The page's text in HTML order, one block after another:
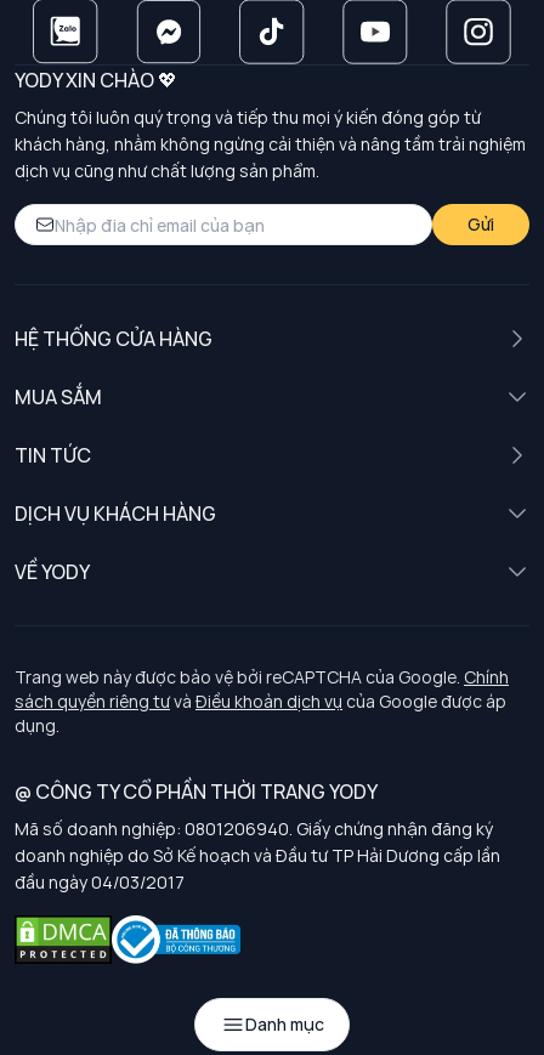
Danh mục
YODY XIN CHÀO 💖
Chúng tôi luôn quý trọng và tiếp thu mọi ý kiến đóng góp từ
khách hàng, nhằm không ngừng cải thiện và nâng tầm trải nghiệm
dịch vụ cũng như chất lượng sản phẩm.
Gửi
HỆ THỐNG CỬA HÀNG
MUA SẮM
TIN TỨC
DỊCH VỤ KHÁCH HÀNG
Chính sách khách hàng thân thiết
Chính sách bảo vệ dữ liệu cá nhân
Chính sách thanh toán, giao nhận
Chính sách chất lượng và an toàn sức khoẻ nghề nghiệp
Chính sách đơn đồng phục
Hướng dẫn chọn kích thước
VỀ YODY
Tuyển dụng
Trang web này được bảo vệ bởi reCAPTCHA của Google. Chính
sách quyền riêng tưvà Điều khoản dịch vụ của Google được áp
dụng.
@ CÔNG TY CỔ PHẦN THỜI TRANG YODY
Mã số doanh nghiệp: 0801206940. Giấy chứng nhận đăng ký
doanh nghiệp do Sở Kế hoạch và Đầu tư TP Hải Dương cấp lần
đầu ngày 04/03/2017